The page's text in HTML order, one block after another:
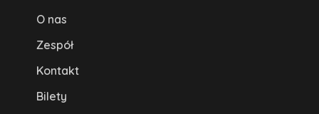
O nas
Zespół
Kontakt
Bilety